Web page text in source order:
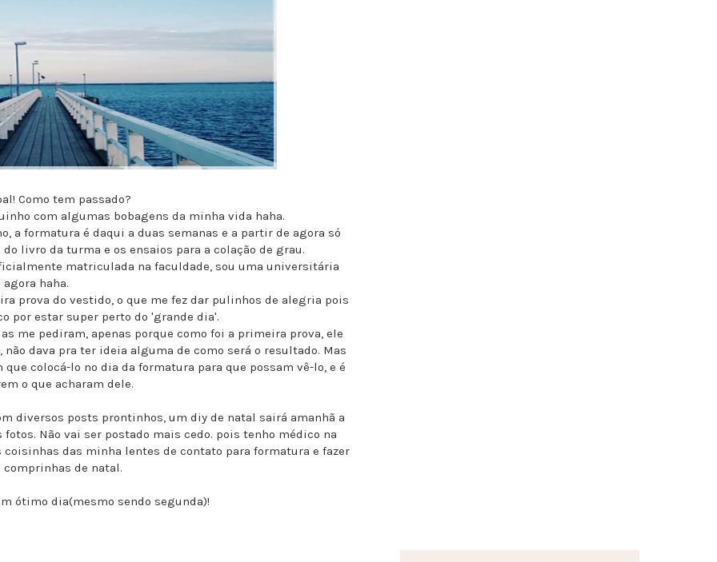
Como tem passado?
com algumas bobagens da minha vida haha.
a formatura é daqui a duas semanas e a partir de agora só
livro da turma e os ensaios para a colação de grau.
matriculada na faculdade, sou uma universitária
agora haha.
prova do vestido, o que me fez dar pulinhos de alegria pois
por estar super perto do 'grande dia'.
me pediram, apenas porque como foi a primeira prova, ele
dava pra ter ideia alguma de como será o resultado. Mas
colocá-lo no dia da formatura para que possam vê-lo, e é
o que acharam dele.
diversos posts prontinhos, um diy de natal sairá amanhã a
Não vai ser postado mais cedo. pois tenho médico na
das minha lentes de contato para formatura e fazer
de natal.
ótimo dia(mesmo sendo segunda)!